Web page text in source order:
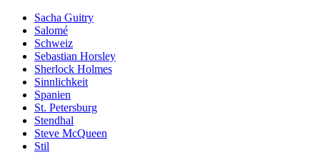
Sacha Guitry
Salomé
Schweiz
Sebastian Horsley
Sherlock Holmes
Sinnlichkeit
Spanien
St. Petersburg
Stendhal
Steve McQueen
Stil